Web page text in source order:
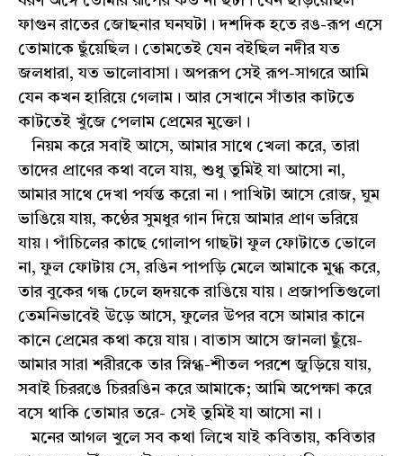
ফাগুন রাতের জোছনার ঘনঘটা। দশদিক হতে রঙ-রূপ এসে
তোমাকে ছুঁয়েছিল। তোমতেই যেন বইছিল নদীর যত
জলধারা, যত ভালোবাসা। অপরূপ সেই রূপ-সাগরে আমি
যেন কখন হারিয়ে গেলাম। আর সেখানে সাঁতার কাটতে
কাটতেই খুঁজে পেলাম প্রেমের মুক্তো।
নিয়ম করে সবাই আসে, আমার সাথে খেলা করে, তারা
তাদের প্রাণের কথা বলে যায়, শুধু তুমিই যা আসো না,
আমার সাথে দেখা পর্যন্ত করো না। পাখিটা আসে রোজ, ঘুম
ভাঙিয়ে যায়, কণ্ঠের সুমধুর গান দিয়ে আমার প্রাণ ভরিয়ে
যায়। পাঁচিলের কাছে গোলাপ গাছটা ফুল ফোটাতে ভোলে
না, ফুল ফোটায় সে, রঙিন পাপড়ি মেলে আমাকে মুগ্ধ করে,
তার বুকের গন্ধ ঢেলে হৃদয়কে রাঙিয়ে যায়। প্রজাপতিগুলো
তেমনিভাবেই উড়ে আসে, ফুলের উপর বসে আমার কানে
কানে প্রেমের কথা কয়ে যায়। বাতাস আসে জানলা ছুঁয়ে-
আমার সারা শরীরকে তার স্নিগ্ধ-শীতল পরশে জুড়িয়ে যায়,
সবাই চিররঙে চিররঙিন করে আমাকে; আমি অপেক্ষা করে
বসে থাকি তোমার তরে- সেই তুমিই যা আসো না।
মনের আগল খুলে সব কথা লিখে যাই কবিতায়, কবিতার